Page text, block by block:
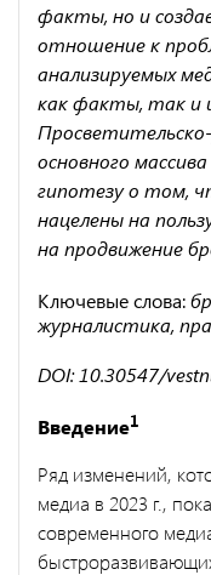
факты, но и
отношение к
анализируемых
как факты, так и
основного
гипотезу о том,
нацелены на
на продвижение
Ключевые слова:
журналистика,
DOI: 10.30547/
Введение1
Ряд изменений,
медиа в 2023 г.,
современного